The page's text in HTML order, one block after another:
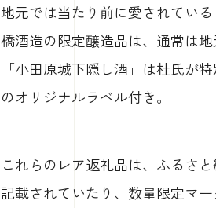
地元では当たり前に愛されてい
橋酒造の限定醸造品は、通常は
「小田原城下隠し酒」は杜氏が
のオリジナルラベル付き。
これらのレア返礼品は、ふるさ
記載されていたり、数量限定マ